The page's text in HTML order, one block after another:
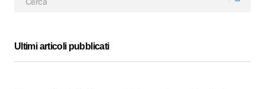
Ultimi articoli pubblicati